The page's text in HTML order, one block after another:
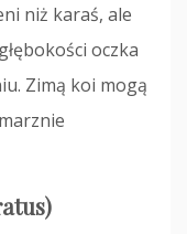
niż karaś, ale
oczka
Zimą koi mogą